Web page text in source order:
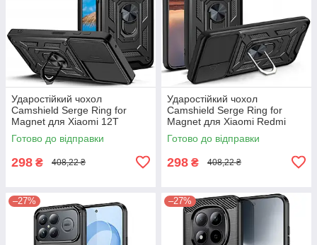
Ударостійкий чохол
Camshield Serge Ring for
Magnet для Xiaomi 12T
Готово до відправки
298 ₴ 408,22 ₴
Ударостійкий чохол
Camshield Serge Ring for
Magnet для Xiaomi Redmi
15C
Готово до відправки
298 ₴ 408,22 ₴
–27% –27%